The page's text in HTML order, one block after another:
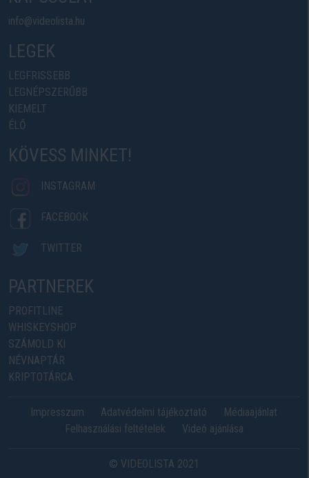
info@videolista.hu
LEGEK
LEGFRISSEBB
LEGNÉPSZERŰBB
KIEMELT
ÉLŐ
KÖVESS MINKET!
INSTAGRAM
FACEBOOK
TWITTER
PARTNEREK
PROFITLINE
WHISKEYSHOP
SZÁMOLD KI
NÉVNAPTÁR
KRIPTOTÁRCA
Impresszum Adatvédelmi tájékoztató
Médiaajánlat
Felhasználási feltételek
Videó ajánlása
© VIDEOLISTA 2021